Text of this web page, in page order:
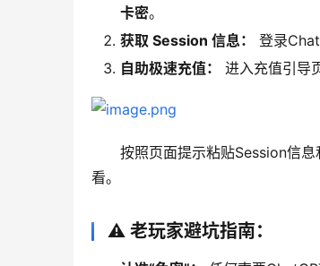
卡密。
获取 Session 信息：
登录
自助极速充值：
进入充值引导
按照页面提示粘贴Session信
看。
⚠️ 老玩家避坑指南：